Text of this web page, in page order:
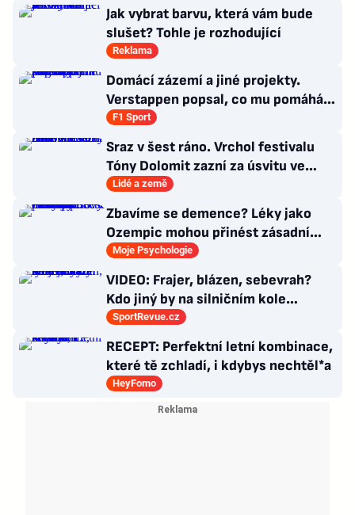
Jak vybrat barvu, která vám bude
slušet? Tohle je rozhodující
Reklama
Domácí zázemí a jiné projekty.
Verstappen popsal, co mu pomáhá
se soustředit na závodění
F1 Sport
Sraz v šest ráno. Vrchol festivalu
Tóny Dolomit zazní za úsvitu ve
3000 metrech
Lidé a země
Zbavíme se demence? Léky jako
Ozempic mohou přinést zásadní
průlom v léčbě Alzheimerovy
Moje Psychologie
VIDEO: Frajer, blázen, sebevrah?
Kdo jiný by na silničním kole
dokázal tyhle triky?
SportRevue.cz
RECEPT: Perfektní letní kombinace,
které tě zchladí, i kdybys nechtěl*a
HeyFomo